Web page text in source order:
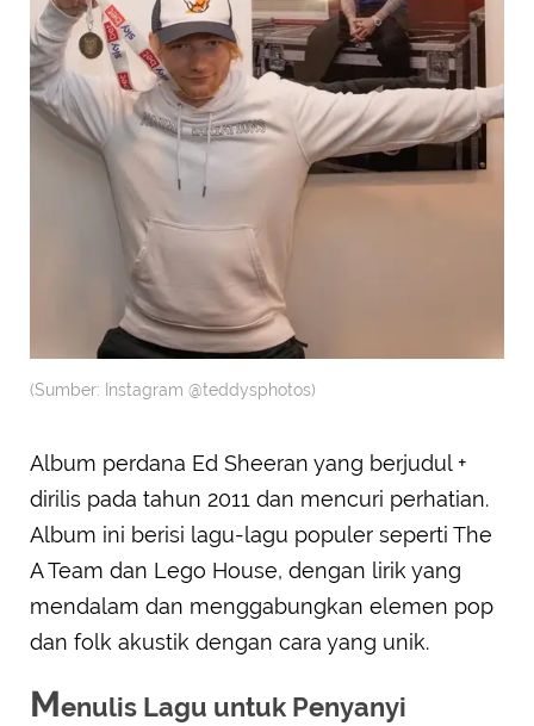
(Sumber: Instagram @teddysphotos)
Album perdana Ed Sheeran yang berjudul +
dirilis pada tahun 2011 dan mencuri perhatian.
Album ini berisi lagu-lagu populer seperti The
A Team dan Lego House, dengan lirik yang
mendalam dan menggabungkan elemen pop
dan folk akustik dengan cara yang unik.
Menulis Lagu untuk Penyanyi